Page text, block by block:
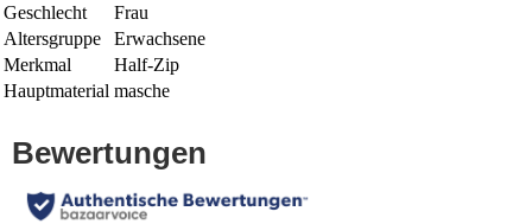
Geschlecht
Frau
Altersgruppe
Erwachsene
Merkmal
Half-Zip
Hauptmaterial masche